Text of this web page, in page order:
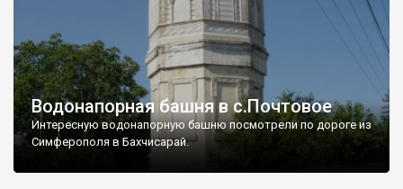
Водонапорная башня в с.Почтовое
Интересную водонапорную башню посмотрели по дороге из
Симферополя в Бахчисарай.